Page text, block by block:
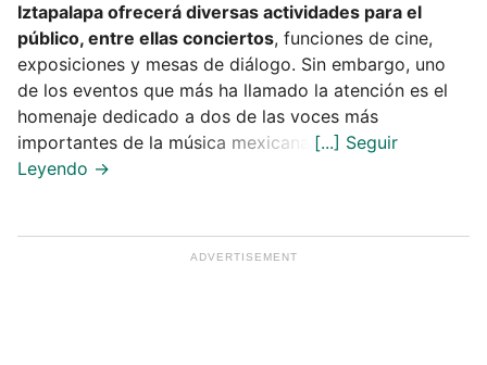
Iztapalapa ofrecerá diversas actividades para el
público, entre ellas conciertos, funciones de cine,
exposiciones y mesas de diálogo. Sin embargo, uno
de los eventos que más ha llamado la atención es el
homenaje dedicado a dos de las voces más
importantes de la música mexicana.